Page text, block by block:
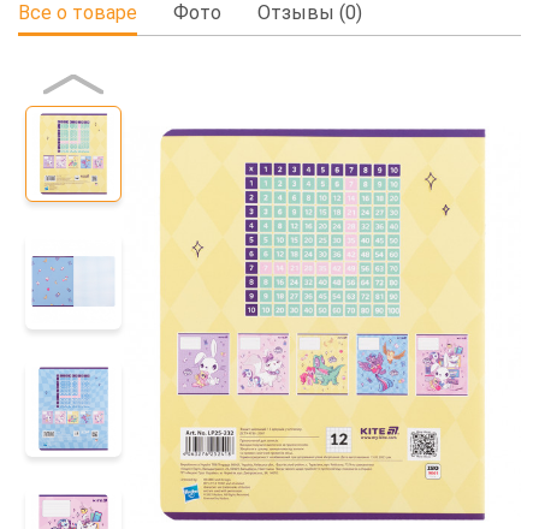
Все о товаре Фото Отзывы (0)